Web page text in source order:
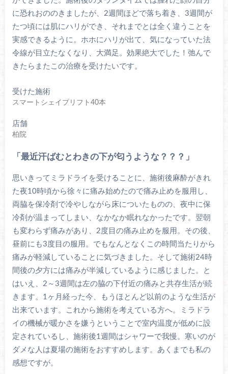
に恐れおののきましたが、2週間ほどで落ち着き、3週間が
たつ頃には肌にハリができ、それまでとは全く違うことを
実感できるように。ホホにハリが出て、気になっていた法
令線が目立たなくなり、大満足。効果絶大でした！弛んで
きたらまたこの治療を受けたいです。
受けた施術
スマートシェイプリフト40本
店舗
柏院
「最近汗ばむとわきの下が匂うような？？？」
思いきってミラドライを受けることに、施術後麻酔がきれ
た夜10時頃から徐々に痛み始めたので痛み止めを服用し、
両脇を保冷剤で冷やしながら床についたものの、夜中に保
冷剤が温まってしまい、なかなか眠れなかったです。翌朝
も変わらず痛みがあり、2度目の痛み止めを服用。その後、
昼前にも3度目の服用。でもなんとなくこの時間当たりから
痛みが軽減していることに気づきました。そして施術24時
間後の夕方には痛みが半減しているように感じました。と
はいえ、2～3週間は左の脇の下付近の痛みと共存生活が続
きます。1ヶ月経った今、もうほとんど以前のような生活が
出来ています。これから施術を考えている方へ。ミラドラ
イの機械が暖かさを嫌うということで室内温度が低めに設
定されているし、施術後1週間はシャワーで我慢。寒いのが
ダメな人は夏場の施術をおすすめします。あくまでも私の
感想ですが。